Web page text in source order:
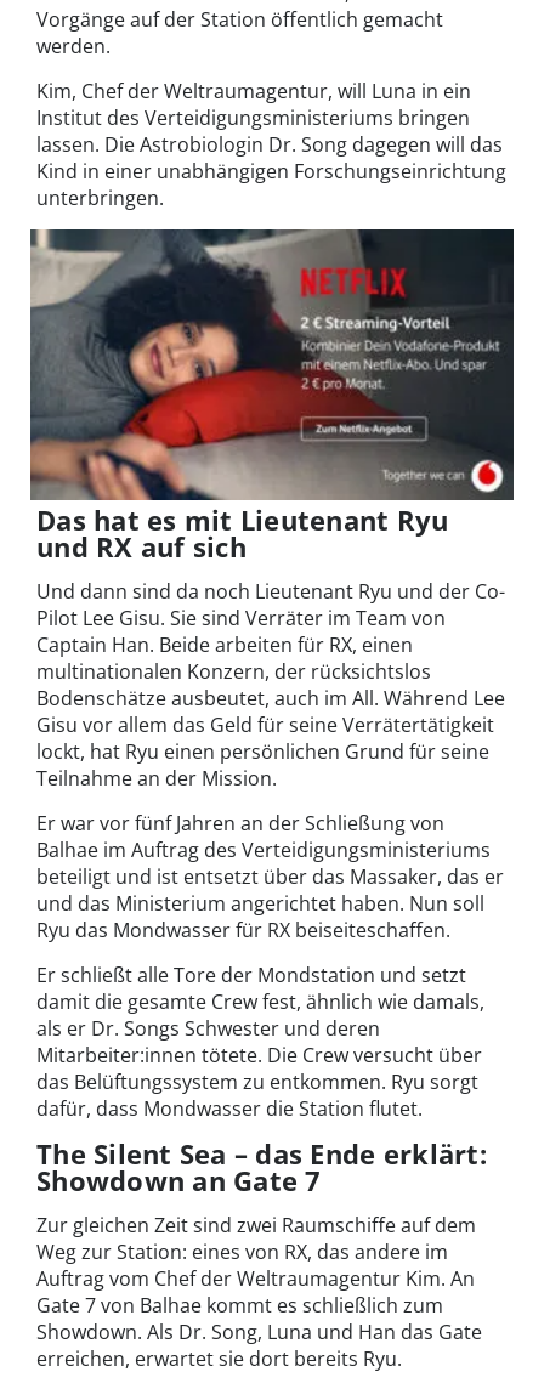
Vorgänge auf der Station öffentlich gemacht
werden.
Kim, Chef der Weltraumagentur, will Luna in ein
Institut des Verteidigungsministeriums bringen
lassen. Die Astrobiologin Dr. Song dagegen will das
Kind in einer unabhängigen Forschungseinrichtung
unterbringen.
Das hat es mit Lieutenant Ryu
und RX auf sich
Und dann sind da noch Lieutenant Ryu und der Co-
Pilot Lee Gisu. Sie sind Verräter im Team von
Captain Han. Beide arbeiten für RX, einen
multinationalen Konzern, der rücksichtslos
Bodenschätze ausbeutet, auch im All. Während Lee
Gisu vor allem das Geld für seine Verrätertätigkeit
lockt, hat Ryu einen persönlichen Grund für seine
Teilnahme an der Mission.
Er war vor fünf Jahren an der Schließung von
Balhae im Auftrag des Verteidigungsministeriums
beteiligt und ist entsetzt über das Massaker, das er
und das Ministerium angerichtet haben. Nun soll
Ryu das Mondwasser für RX beiseiteschaffen.
Er schließt alle Tore der Mondstation und setzt
damit die gesamte Crew fest, ähnlich wie damals,
als er Dr. Songs Schwester und deren
Mitarbeiter:innen tötete. Die Crew versucht über
das Belüftungssystem zu entkommen. Ryu sorgt
dafür, dass Mondwasser die Station flutet.
The Silent Sea – das Ende erklärt:
Showdown an Gate 7
Zur gleichen Zeit sind zwei Raumschiffe auf dem
Weg zur Station: eines von RX, das andere im
Auftrag vom Chef der Weltraumagentur Kim. An
Gate 7 von Balhae kommt es schließlich zum
Showdown. Als Dr. Song, Luna und Han das Gate
erreichen, erwartet sie dort bereits Ryu.